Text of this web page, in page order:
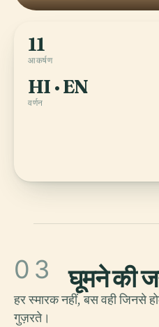
11
आकर्षण
HI · EN
वर्णन
03 घूमने की
हर स्मारक नहीं, बस वही
गुज़रते।